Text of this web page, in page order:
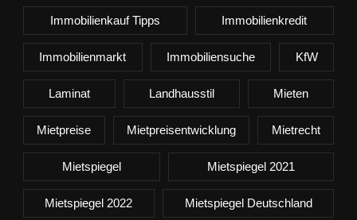
Immobilienkauf Tipps Immobilienkredit
Immobilienmarkt Immobiliensuche KfW
Laminat Landhausstil Mieten
Mietpreise Mietpreisentwicklung Mietrecht
Mietspiegel Mietspiegel 2021
Mietspiegel 2022 Mietspiegel Deutschland